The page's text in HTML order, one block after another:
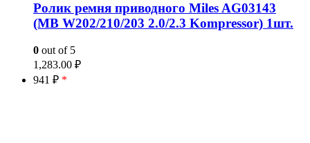
Ролик ремня приводного Miles AG03143
(MB W202/210/203 2.0/2.3 Kompressor) 1шт.
0 out of 5
1,283.00 ₽
941 ₽ *